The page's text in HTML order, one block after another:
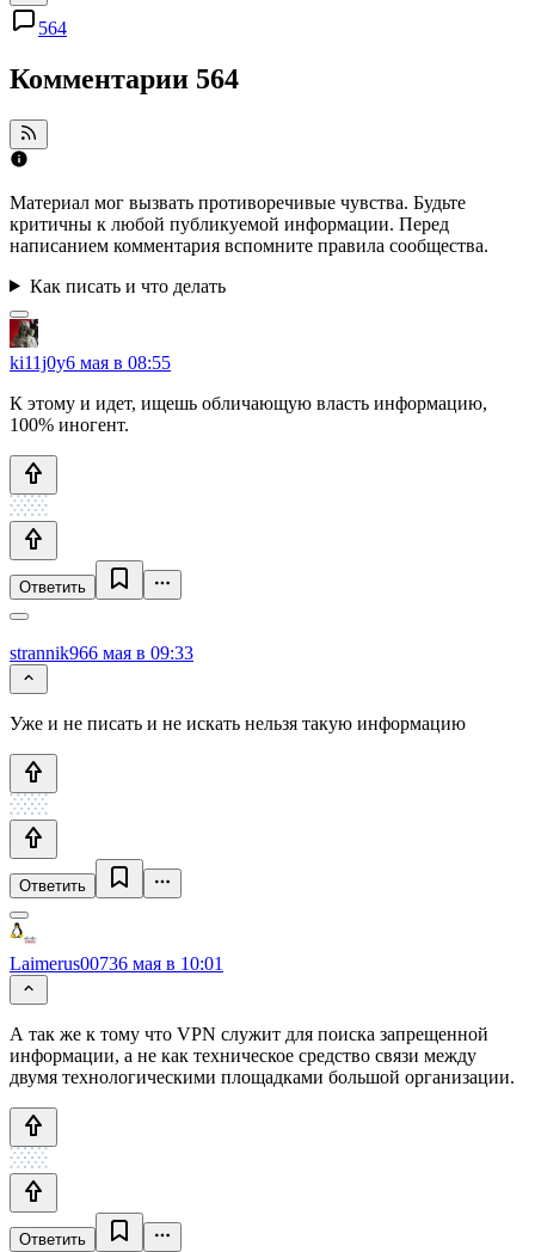
564
Комментарии 564
Материал мог вызвать противоречивые чувства. Будьте
критичны к любой публикуемой информации. Перед
написанием комментария вспомните правила сообщества.
Как писать и что делать
ki11j0y6 мая в 08:55
К этому и идет, ищешь обличающую власть информацию,
100% иногент.
Ответить
strannik966 мая в 09:33
Уже и не писать и не искать нельзя такую информацию
Ответить
Laimerus00736 мая в 10:01
А так же к тому что VPN служит для поиска запрещенной
информации, а не как техническое средство связи между
двумя технологическими площадками большой организации.
Ответить